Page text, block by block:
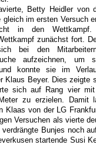
Betty Heidler von
im ersten Versuch
in den Wettkampf.
zunächst fort.
bei den
aufzeichnen, um
konnte sie im
Klaus Beyer. Dies zeigte
sich auf Rang vier
zu erzielen. Damit
Klaas von der LG
Versuchen als vierte
Bunjes noch
startende Susi